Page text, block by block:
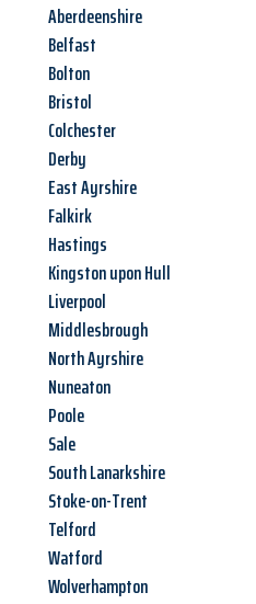
Aberdeenshire
Belfast
Bolton
Bristol
Colchester
Derby
East Ayrshire
Falkirk
Hastings
Kingston upon Hull
Liverpool
Middlesbrough
North Ayrshire
Nuneaton
Poole
Sale
South Lanarkshire
Stoke-on-Trent
Telford
Watford
Wolverhampton